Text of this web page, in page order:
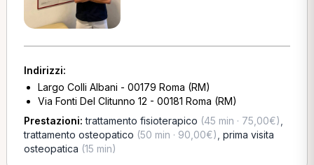
Indirizzi:
Largo Colli Albani - 00179 Roma (RM)
Via Fonti Del Clitunno 12 - 00181 Roma (RM)
Prestazioni:trattamento fisioterapico (45 min · 75,00€)
trattamento osteopatico (50 min · 90,00€) prima visita
osteopatica (15 min)